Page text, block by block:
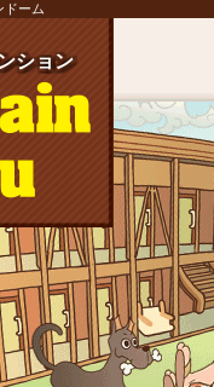
ドーム
ション
ション
ション
ション
ション
ション
ション
ション
ション
ション
ション
ション
ション
ション
ション
ション
ション
ション
ション
ション
ション
ション
ション
ション
ション